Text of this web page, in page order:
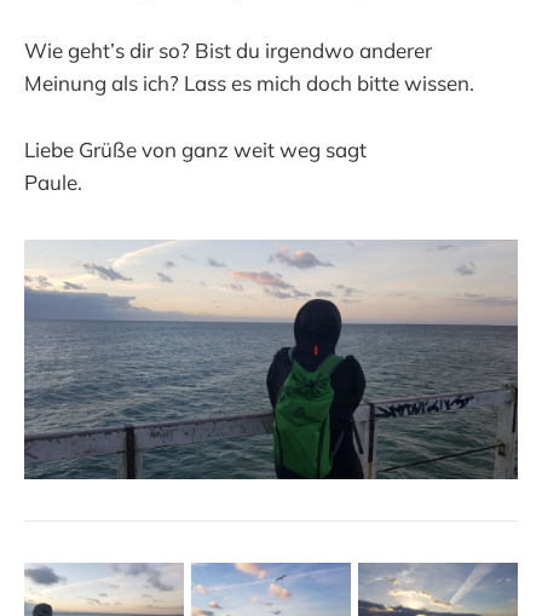
Wie geht’s dir so? Bist du irgendwo anderer
Meinung als ich? Lass es mich doch bitte wissen.
Liebe Grüße von ganz weit weg sagt
Paule.